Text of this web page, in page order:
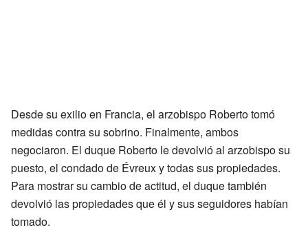
Desde su exilio en Francia, el arzobispo Roberto tomó
medidas contra su sobrino. Finalmente, ambos
negociaron. El duque Roberto le devolvió al arzobispo su
puesto, el condado de Évreux y todas sus propiedades.
Para mostrar su cambio de actitud, el duque también
devolvió las propiedades que él y sus seguidores habían
tomado.